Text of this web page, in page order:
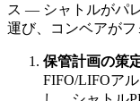
ス — シャトルがパ
運び、コンベアがフ
保管計画の策
FIFO/LIFOア